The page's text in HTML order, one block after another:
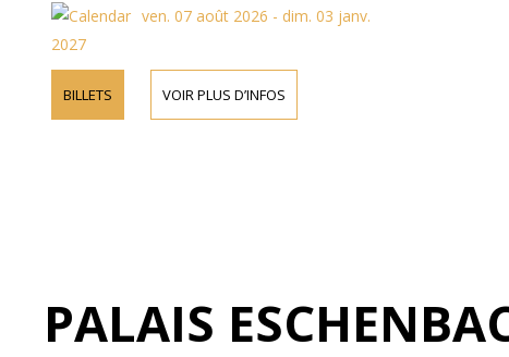
ven. 07 août 2026 - dim. 03 janv.
2027
BILLETS VOIR PLUS D’INFOS
PALAIS